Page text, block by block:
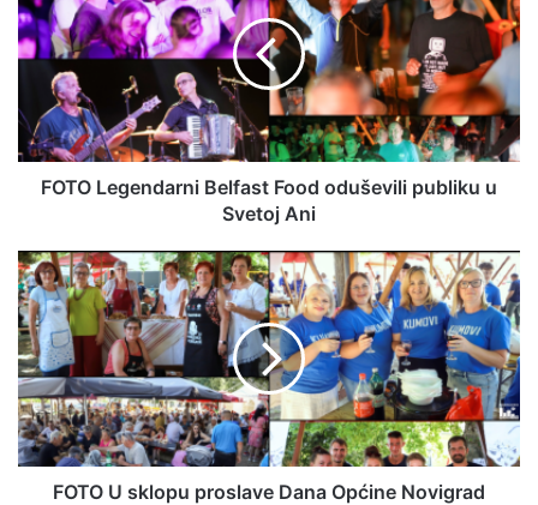
FOTO Legendarni Belfast Food oduševili publiku u
Svetoj Ani
FOTO U sklopu proslave Dana Općine Novigrad